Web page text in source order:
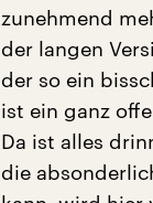
zunehmend
der langen
der so ein
ist ein ganz
Da ist alles
die